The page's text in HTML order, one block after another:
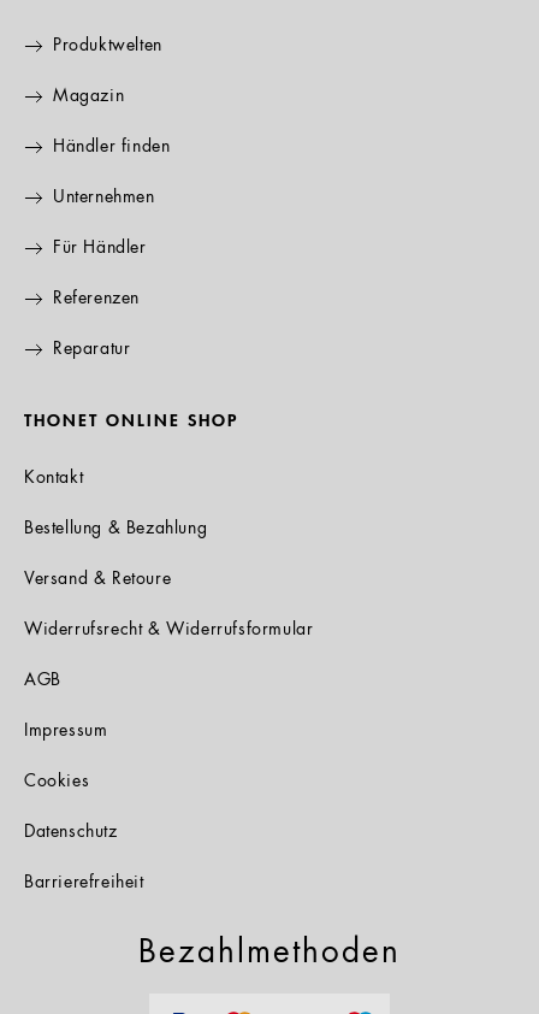
Produktwelten
Magazin
Händler finden
Unternehmen
Für Händler
Referenzen
Reparatur
THONET ONLINE SHOP
Kontakt
Bestellung & Bezahlung
Versand & Retoure
Widerrufsrecht & Widerrufsformular
AGB
Impressum
Cookies
Datenschutz
Barrierefreiheit
Bezahlmethoden